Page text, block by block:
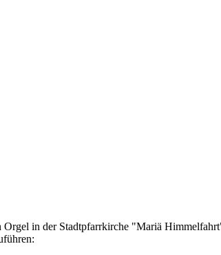
in der Stadtpfarrkirche "Mariä